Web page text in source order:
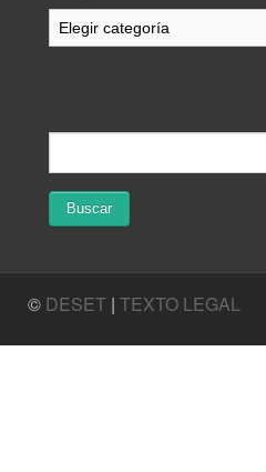
© DESET | TEXTO LEGAL